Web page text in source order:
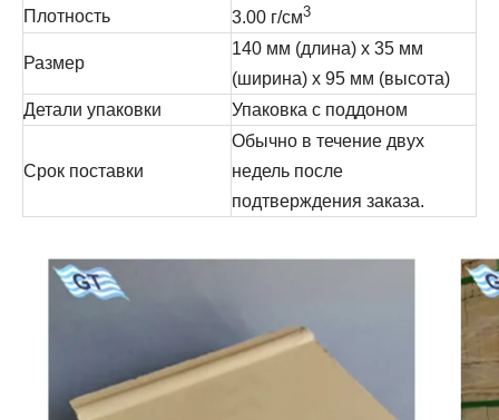
Плотность
3.00 г/см3
Размер
140 мм (длина) х 35 мм
(ширина) х 95 мм (высота)
Детали упаковки
Упаковка с поддоном
Срок поставки
Обычно в течение двух
недель после
подтверждения заказа.